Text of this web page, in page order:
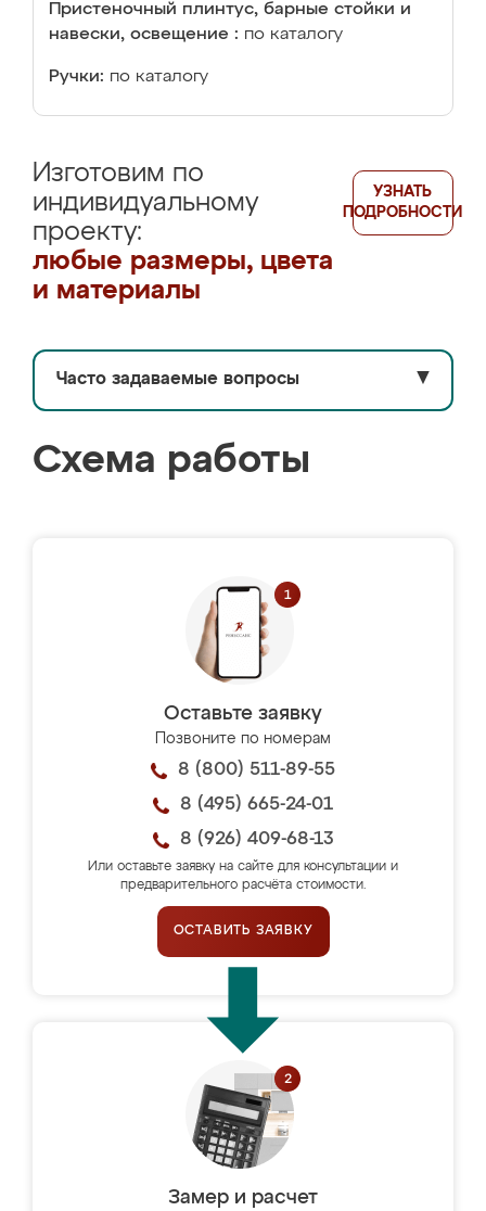
Пристеночный плинтус, барные стойки и
навески, освещение : по каталогу
Ручки: по каталогу
Изготовим по
индивидуальному
проекту:
любые размеры, цвета
и материалы
УЗНАТЬ
ПОДРОБНОСТИ
Часто задаваемые вопросы ▼
Схема работы
Оставьте заявку
Позвоните по номерам
8 (800) 511-89-55
8 (495) 665-24-01
8 (926) 409-68-13
Или оставьте заявку на сайте для консультации и
предварительного расчёта стоимости.
ОСТАВИТЬ ЗАЯВКУ
Замер и расчет